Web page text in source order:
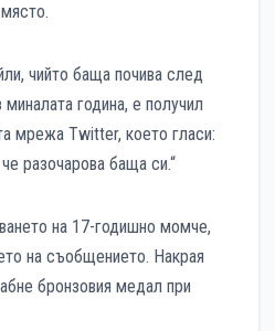
чийто баща почива след
година, е получил
мрежа Twitter, което гласи:
разочарова баща си.“
на 17-годишно момче,
на съобщението. Накрая
бронзовия медал при